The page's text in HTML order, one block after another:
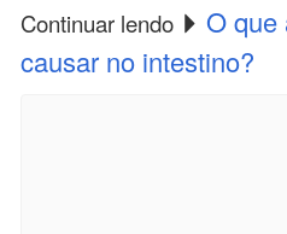
Continuar lendo
O que
causar no intestino?